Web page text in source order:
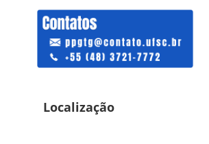
Localização